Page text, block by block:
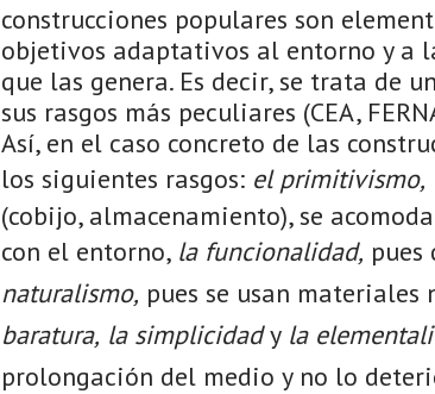
construcciones populares son
objetivos adaptativos al entorno y a
que las genera. Es decir, se trata de
sus rasgos más peculiares (CEA,
Así, en el caso concreto de las
los siguientes rasgos: el primitivismo,
(cobijo, almacenamiento), se
con el entorno, la funcionalidad,
naturalismo, pues se usan materiales
baratura, la simplicidady la
prolongación del medio y no lo